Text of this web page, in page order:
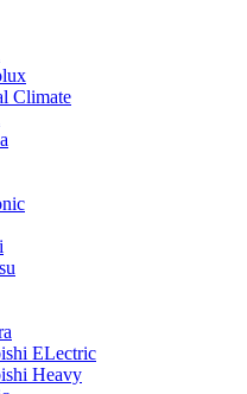
Climate
ELectric
Heavy